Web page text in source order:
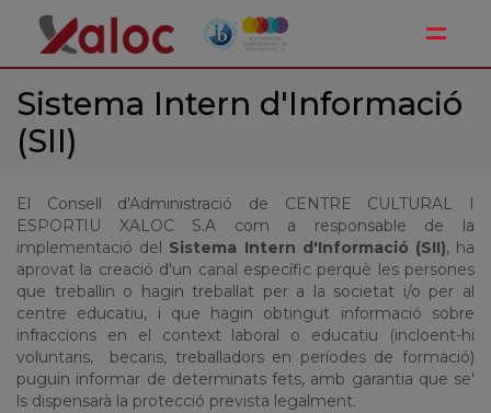
Sistema Intern d'Informació
(SII)
El Consell d'Administració de CENTRE CULTURAL I
ESPORTIU XALOC S.A com a responsable de la
implementació del Sistema Intern d'Informació (SII), ha
aprovat la creació d'un canal específic perquè les persones
que treballin o hagin treballat per a la societat i/o per al
centre educatiu, i que hagin obtingut informació sobre
infraccions en el context laboral o educatiu (incloent-hi
voluntaris, becaris, treballadors en períodes de formació)
puguin informar de determinats fets, amb garantia que se'
ls dispensarà la protecció prevista legalment.